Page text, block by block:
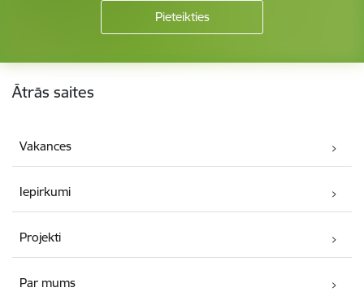
Kājene
Ātrās saites
Vakances
Iepirkumi
Projekti
Par mums